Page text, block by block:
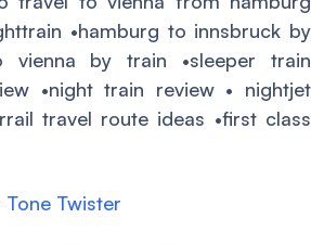
•hamburg to innsbruck by
vienna by train •sleeper train
•night train review • nightjet
travel route ideas •first class
Twister